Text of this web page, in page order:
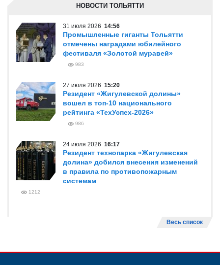
НОВОСТИ ТОЛЬЯТТИ
31 июля 2026 14:56
Промышленные гиганты Тольятти
отмечены наградами юбилейного
фестиваля «Золотой муравей»
983
27 июля 2026 15:20
Резидент «Жигулевской долины»
вошел в топ-10 национального
рейтинга «ТехУспех-2026»
986
24 июля 2026 16:17
Резидент технопарка «Жигулевская
долина» добился внесения изменений
в правила по противопожарным
системам
1212
Весь список